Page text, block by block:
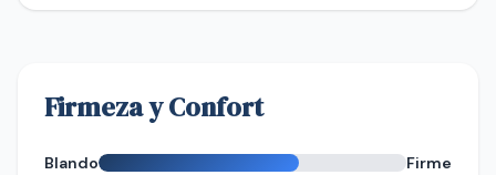
Firmeza y Confort
Blando Firme